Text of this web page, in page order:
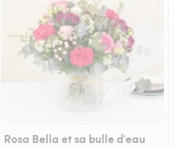
Rosa Bella et sa bulle d'eau